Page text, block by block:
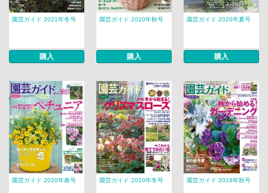
園芸ガイド 2021年冬号
購入
園芸ガイド 2020年秋号
購入
園芸ガイド 2020年夏号
購入
園芸ガイド 2020年春号 園芸ガイド 2020年冬号 園芸ガイド 2019年秋号